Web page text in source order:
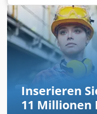
Frequenzumrichter
1228 -Eingang:
Anzahl: 4 Stück -
3,3 kg
Inserieren
11 Millionen